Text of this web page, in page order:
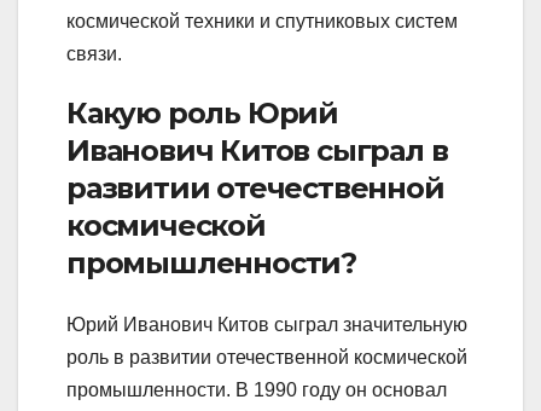
космической техники и спутниковых систем
связи.
Какую роль Юрий
Иванович Китов сыграл в
развитии отечественной
космической
промышленности?
Юрий Иванович Китов сыграл значительную
роль в развитии отечественной космической
промышленности. В 1990 году он основал